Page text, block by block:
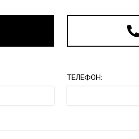
ТЕЛЕФОН: